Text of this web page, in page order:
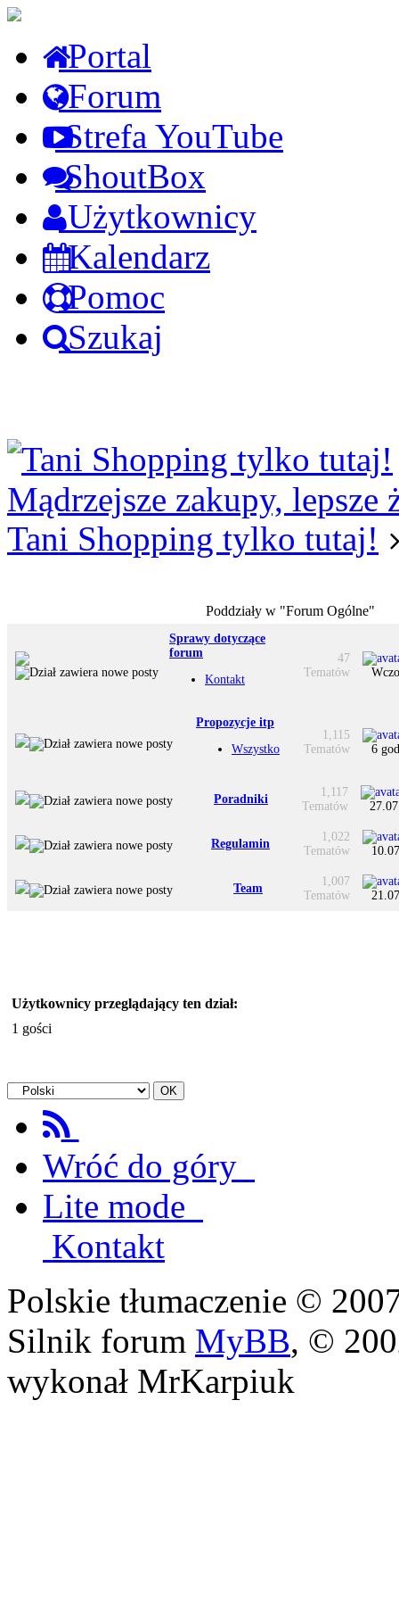
Portal
Forum
Strefa YouTube
ShoutBox
Użytkownicy
Kalendarz
Pomoc
Szukaj
Mądrzejsze zakupy, lepsze
Tani Shopping tylko tutaj!
Poddziały w "Forum Ogólne"
Sprawy dotyczące
forum
Kontakt
47
Tematów
Propozycje itp
Wszystko
1,115
Tematów
6
Poradniki
1,117
Tematów
Regulamin
1,022
Tematów
Team
1,007
Tematów
Użytkownicy przeglądający ten dział:
1 gości
Wróć do góry
Lite mode
Kontakt
Polskie tłumaczenie ©
Silnik forum MyBB, ©
wykonał MrKarpiuk